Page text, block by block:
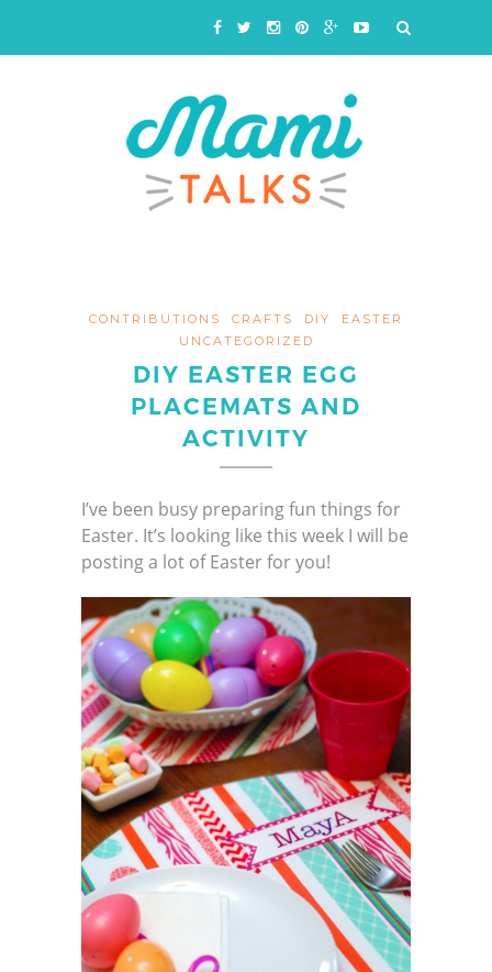
CONTRIBUTIONS CRAFTS DIY
EASTER
UNCATEGORIZED
DIY EASTER EGG
PLACEMATS AND
ACTIVITY
I’ve been busy preparing fun things for
Easter. It’s looking like this week I will be
posting a lot of Easter for you!